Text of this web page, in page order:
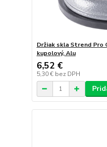
Držiak skla Strend Pro
kupolový, Alu
6,52 €
5,30 € bez DPH